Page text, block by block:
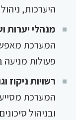
היערכות,
מנהלי יערות
המערכת
פעולות מניעה
רשויות ניקוז
המערכת
ובניהול